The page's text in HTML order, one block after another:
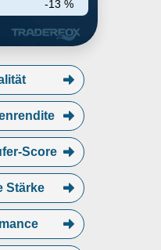
-13 %
- direkt
- Partner,
Anteilseigner
GmbHs
und anderen
und
im Bereich
und
tätig sind
in Bezug auf
und
fokussieren.
Score
Stärke